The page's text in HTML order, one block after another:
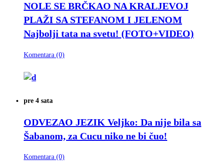
NOLE SE BRČKAO NA KRALJEVOJ
PLAŽI SA STEFANOM I JELENOM
Najbolji tata na svetu! (FOTO+VIDEO)
Komentara (0)
pre 4 sata
ODVEZAO JEZIK Veljko: Da nije bila sa
Šabanom, za Cucu niko ne bi čuo!
Komentara (0)